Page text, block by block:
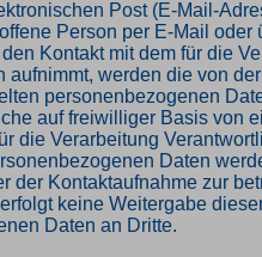
Post (E-Mail-
Person per E-Mail oder
Kontakt mit dem für die
aufnimmt, werden die von
personenbezogenen
auf freiwilliger Basis von
die Verarbeitung
Daten
der Kontaktaufnahme zur
keine Weitergabe
Daten an Dritte.